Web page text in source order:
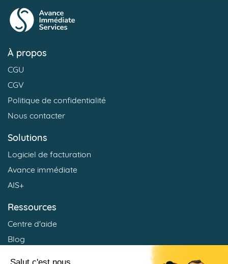
À propos
CGU
CGV
Politique de confidentialité
Nous contacter
Solutions
Logiciel de facturation
Avance immédiate
AIS+
Ressources
Centre d'aide
Blog
Recevez la newsletter des Services à la Personne